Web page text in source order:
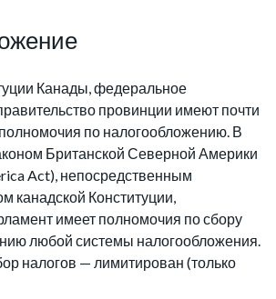
Канады, федеральное
провинции имеют почти
по налогообложению. В
Британской Северной Америки
Act), непосредственным
канадской Конституции,
имеет полномочия по сбору
любой системы налогообложения.
налогов — лимитирован (только